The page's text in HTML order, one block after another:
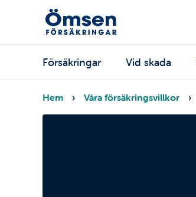
huvudinnehåll
Huvudmeny
Försäkringar Vid skada
Länkstig
Hem Våra försäkringsvillkor